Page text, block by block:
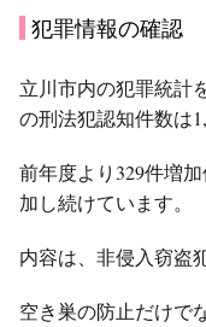
犯罪情報の確認
立川市内の犯罪統計
の刑法犯認知件数は
前年度より329件増
加し続けています。
内容は、非侵入窃盗
空き巣の防止だけで